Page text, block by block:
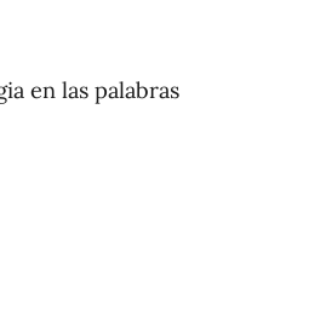
en las palabras